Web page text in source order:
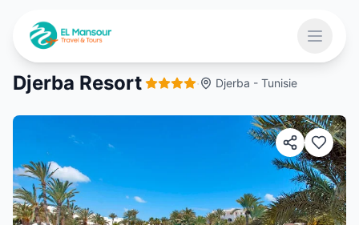
Ouvrir
Djerba Resort · Djerba - Tunisie